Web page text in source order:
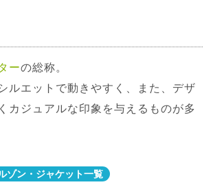
ーの総称。
ルエットで動きやすく、また、デザ
カジュアルな印象を与えるものが多
ゾン・ジャケット一覧